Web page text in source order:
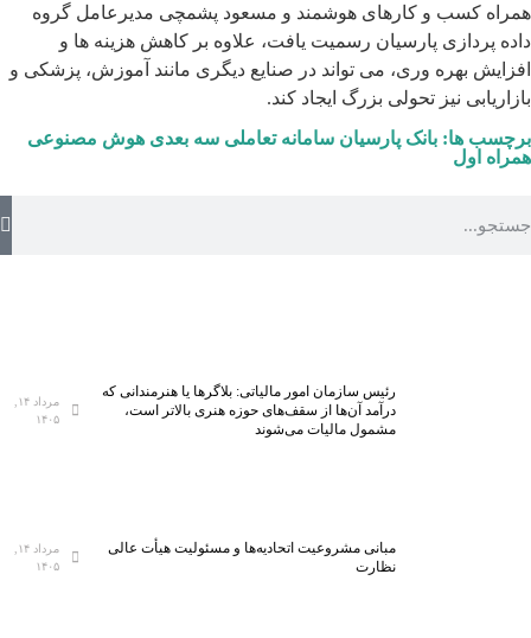
همراه کسب و کارهای هوشمند و مسعود پشمچی مدیرعامل گروه
داده پردازی پارسیان رسمیت یافت، علاوه بر کاهش هزینه ها و
افزایش بهره وری، می تواند در صنایع دیگری مانند آموزش، پزشکی و
بازاریابی نیز تحولی بزرگ ایجاد کند.
برچسب ها: بانک پارسیان سامانه تعاملی سه بعدی هوش مصنوعی
همراه اول
رئیس سازمان امور مالیاتی: بلاگر‌ها یا هنرمندانی که
درآمد آن‌ها از سقف‌های حوزه هنری بالاتر است،
مشمول مالیات می‌شوند
۱۴۰۵
مبانی مشروعیت اتحادیه‌ها و مسئولیت هیأت عالی
نظارت
۱۴۰۵